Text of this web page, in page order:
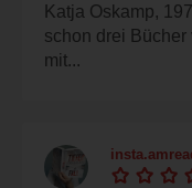
Katja Oskamp,
schon drei Bücher
mit...